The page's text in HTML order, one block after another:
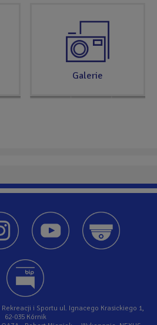
Galerie
Rekreacji i Sportu ul. Ignacego Krasickiego 1,
62-035 Kórnik